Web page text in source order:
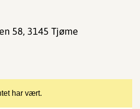
har vært.
58, 3145 Tjøme